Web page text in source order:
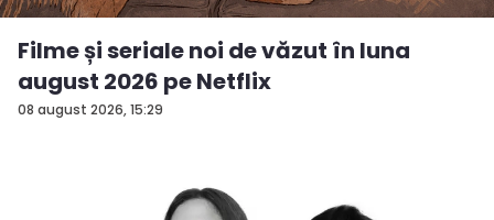
08 august 2026, 15:29
Filme și seriale noi de văzut în luna
august 2026 pe Netflix